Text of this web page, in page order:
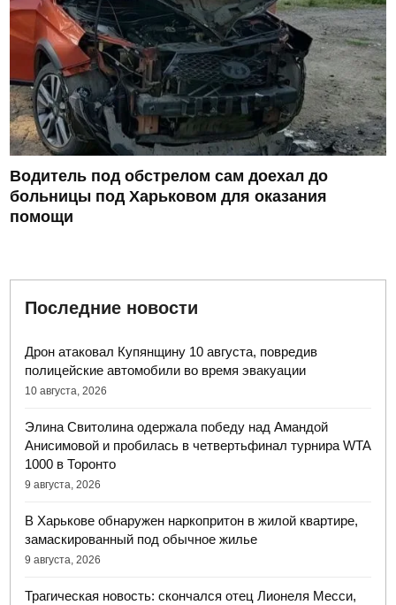
Водитель под обстрелом сам доехал до
больницы под Харьковом для оказания
помощи
Последние новости
Дрон атаковал Купянщину 10 августа, повредив
полицейские автомобили во время эвакуации
10 августа, 2026
Элина Свитолина одержала победу над Амандой
Анисимовой и пробилась в четвертьфинал турнира WTA
1000 в Торонто
9 августа, 2026
В Харькове обнаружен наркопритон в жилой квартире,
замаскированный под обычное жилье
9 августа, 2026
Трагическая новость: скончался отец Лионеля Месси,